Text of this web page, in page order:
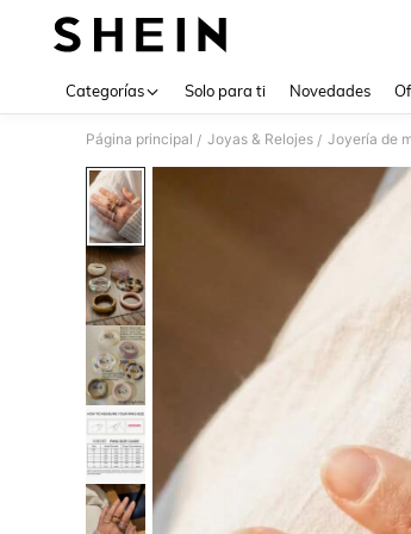
Categorías Solo para ti Novedades
Página principal / Joyas & Relojes / Joyería de